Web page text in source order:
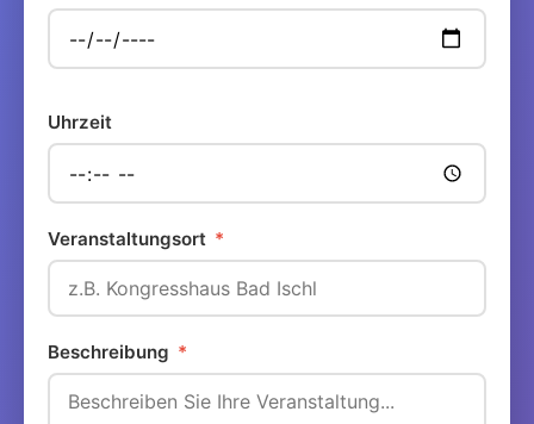
Uhrzeit
Veranstaltungsort *
Beschreibung *